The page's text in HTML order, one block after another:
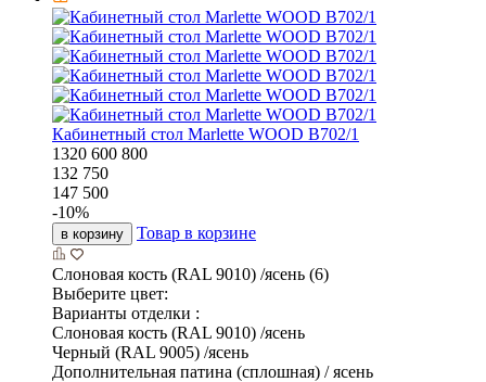
Кабинетный стол Marlette WOOD В702/1
1320 600 800
132 750
147 500
-10%
в корзину Товар в корзине
Слоновая кость (RAL 9010) /ясень (6)
Выберите цвет:
Варианты отделки :
Слоновая кость (RAL 9010) /ясень
Черный (RAL 9005) /ясень
Дополнительная патина (сплошная) / ясень